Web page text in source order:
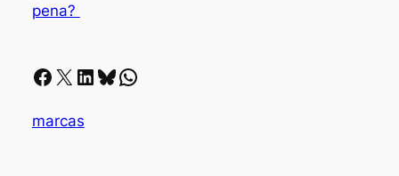
pena?
Facebook X LinkedIn Bluesky Whatsapp
marcas